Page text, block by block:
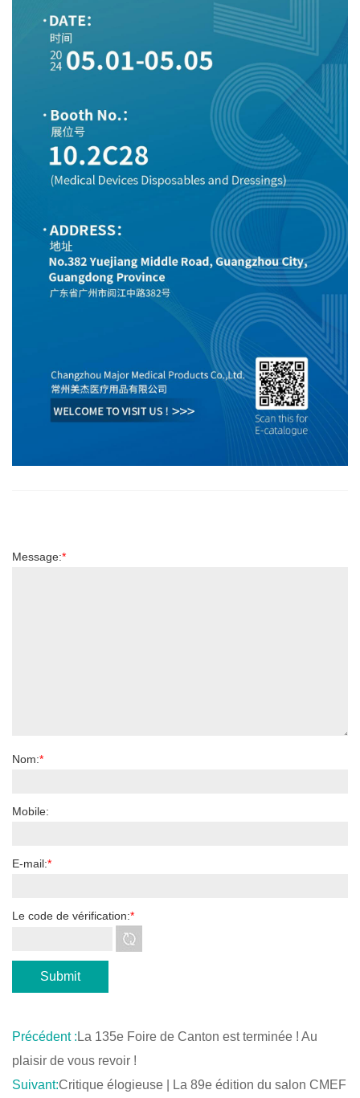
Message:*
Nom:*
Mobile:
E-mail:*
Le code de vérification:*
Précédent : La 135e Foire de Canton est terminée ! Au
plaisir de vous revoir !
Suivant:Critique élogieuse | La 89e édition du salon CMEF